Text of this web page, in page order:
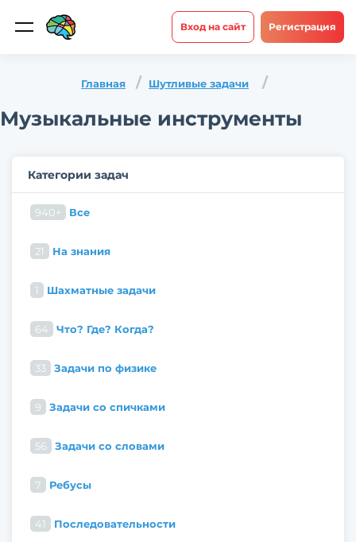
Вход на сайт Регистрация
Главная Шутливые задачи
Музыкальные инструменты
Категории задач
940+ Все
21 На знания
1 Шахматные задачи
64 Что? Где? Когда?
33 Задачи по физике
9 Задачи со спичками
56 Задачи со словами
7 Ребусы
41 Последовательности